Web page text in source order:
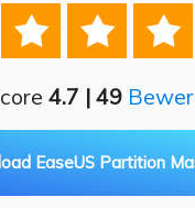
  
4.7 | 49
EaseUS Partition